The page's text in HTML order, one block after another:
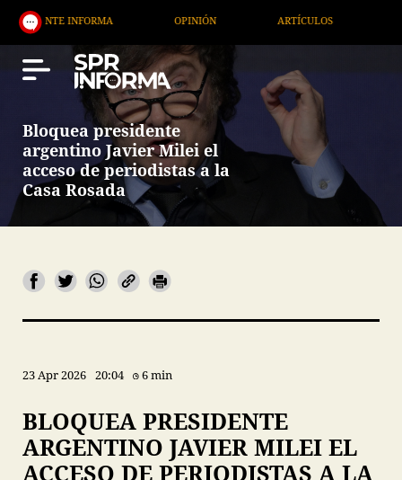
INFORMA ARTÍCULOS
Bloquea presidente
argentino Javier Milei el
acceso de periodistas a la
Casa Rosada
23 Apr 2026 20:04 6 min
BLOQUEA PRESIDENTE
ARGENTINO JAVIER MILEI EL
ACCESO DE PERIODISTAS A LA